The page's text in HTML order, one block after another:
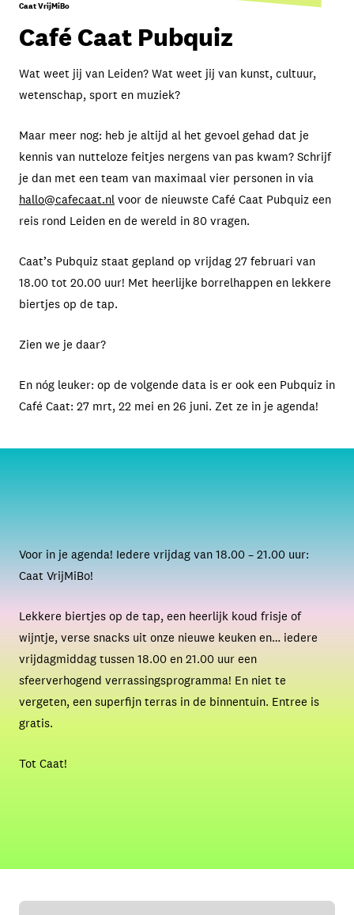
Caat VrijMiBo
Café Caat Pubquiz
Wat weet jij van Leiden? Wat weet jij van kunst, cultuur,
wetenschap, sport en muziek?
Maar meer nog: heb je altijd al het gevoel gehad dat je
kennis van nutteloze feitjes nergens van pas kwam? Schrijf
je dan met een team van maximaal vier personen in via
hallo@cafecaat.nl voor de nieuwste Café Caat Pubquiz een
reis rond Leiden en de wereld in 80 vragen.
Caat’s Pubquiz staat gepland op vrijdag 27 februari van
18.00 tot 20.00 uur! Met heerlijke borrelhappen en lekkere
biertjes op de tap.
Zien we je daar?
En nóg leuker: op de volgende data is er ook een Pubquiz in
Café Caat: 27 mrt, 22 mei en 26 juni. Zet ze in je agenda!
Voor in je agenda! Iedere vrijdag van 18.00 – 21.00 uur:
Caat VrijMiBo!
Lekkere biertjes op de tap, een heerlijk koud frisje of
wijntje, verse snacks uit onze nieuwe keuken en… iedere
vrijdagmiddag tussen 18.00 en 21.00 uur een
sfeerverhogend verrassingsprogramma! En niet te
vergeten, een superfijn terras in de binnentuin. Entree is
gratis.
Tot Caat!